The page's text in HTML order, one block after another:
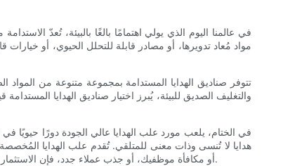
في عالمنا اليوم الذي يولي اهتمامًا بالغًا بالبيئة، تُعدّ
مواد مُعاد تدويرها، أو مصادر قابلة للتحلل الحيوي، أو خيارات
تتوفر صناديق الهدايا المستدامة بمجموعة متنوعة من المواد
والتغليف الصديق للبيئة، يُبرز اختيار صناديق الهدايا
في الختام، يلعب مورد علب الهدايا عالي الجودة دورًا حيويًا
هدايا لا تُنسى وذات معنى للمتلقي. تُقدم علب الهدايا
أو مكافأة موظفيك، أو جذب عملاء جدد، فإن الاستثمار في علب هدايا عالية الجودة قرار حكيم يُميز علامتك التجارية ويترك انطباعًا دائمًا. اختر موردًا موثوقًا لعلب الهدايا اليوم، وارتقي بهدايا شركتك إلى مستوى جديد.